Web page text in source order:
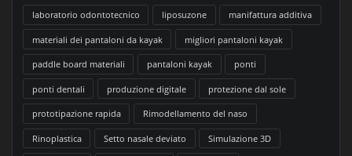
laboratorio odontotecnico liposuzone manifattura additiva
materiali dei pantaloni da kayak migliori pantaloni kayak
paddle board materiali pantaloni kayak ponti
ponti dentali produzione digitale protezione dal sole
prototipazione rapida Rimodellamento del naso
Rinoplastica Setto nasale deviato Simulazione 3D